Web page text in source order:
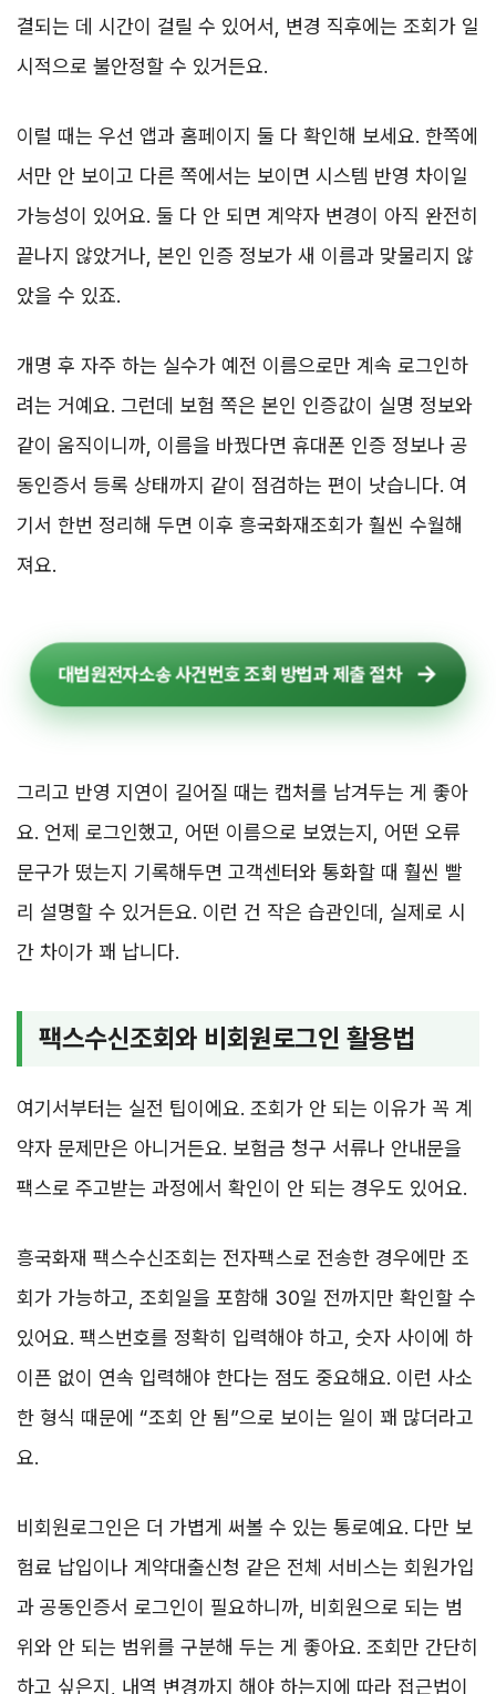
결되는 데 시간이 걸릴 수 있어서, 변경 직후에는 조회가 일
시적으로 불안정할 수 있거든요.
이럴 때는 우선 앱과 홈페이지 둘 다 확인해 보세요. 한쪽에
서만 안 보이고 다른 쪽에서는 보이면 시스템 반영 차이일
가능성이 있어요. 둘 다 안 되면 계약자 변경이 아직 완전히
끝나지 않았거나, 본인 인증 정보가 새 이름과 맞물리지 않
았을 수 있죠.
개명 후 자주 하는 실수가 예전 이름으로만 계속 로그인하
려는 거예요. 그런데 보험 쪽은 본인 인증값이 실명 정보와
같이 움직이니까, 이름을 바꿨다면 휴대폰 인증 정보나 공
동인증서 등록 상태까지 같이 점검하는 편이 낫습니다. 여
기서 한번 정리해 두면 이후 흥국화재조회가 훨씬 수월해
져요.
대법원전자소송 사건번호 조회 방법과 제출 절차
그리고 반영 지연이 길어질 때는 캡처를 남겨두는 게 좋아
요. 언제 로그인했고, 어떤 이름으로 보였는지, 어떤 오류
문구가 떴는지 기록해두면 고객센터와 통화할 때 훨씬 빨
리 설명할 수 있거든요. 이런 건 작은 습관인데, 실제로 시
간 차이가 꽤 납니다.
팩스수신조회와 비회원로그인 활용법
여기서부터는 실전 팁이에요. 조회가 안 되는 이유가 꼭 계
약자 문제만은 아니거든요. 보험금 청구 서류나 안내문을
팩스로 주고받는 과정에서 확인이 안 되는 경우도 있어요.
흥국화재 팩스수신조회는 전자팩스로 전송한 경우에만 조
회가 가능하고, 조회일을 포함해 30일 전까지만 확인할 수
있어요. 팩스번호를 정확히 입력해야 하고, 숫자 사이에 하
이픈 없이 연속 입력해야 한다는 점도 중요해요. 이런 사소
한 형식 때문에 “조회 안 됨”으로 보이는 일이 꽤 많더라고
요.
비회원로그인은 더 가볍게 써볼 수 있는 통로예요. 다만 보
험료 납입이나 계약대출신청 같은 전체 서비스는 회원가입
과 공동인증서 로그인이 필요하니까, 비회원으로 되는 범
위와 안 되는 범위를 구분해 두는 게 좋아요. 조회만 간단히
하고 싶은지, 내역 변경까지 해야 하는지에 따라 접근법이